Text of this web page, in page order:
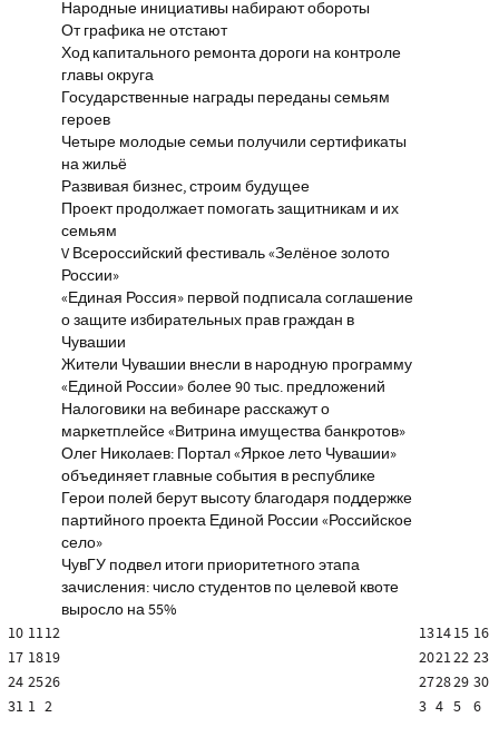
Народные инициативы набирают обороты
От графика не отстают
Ход капитального ремонта дороги на контроле
главы округа
Государственные награды переданы семьям
героев
Четыре молодые семьи получили сертификаты
на жильё
Развивая бизнес, строим будущее
Проект продолжает помогать защитникам и их
семьям
V Всероссийский фестиваль «Зелёное золото
России»
«Единая Россия» первой подписала соглашение
о защите избирательных прав граждан в
Чувашии
Жители Чувашии внесли в народную программу
«Единой России» более 90 тыс. предложений
Налоговики на вебинаре расскажут о
маркетплейсе «Витрина имущества банкротов»
Олег Николаев: Портал «Яркое лето Чувашии»
объединяет главные события в республике
Герои полей берут высоту благодаря поддержке
партийного проекта Единой России «Российское
село»
ЧувГУ подвел итоги приоритетного этапа
зачисления: число студентов по целевой квоте
выросло на 55%
10 1112 131415 16
17 1819 202122 23
24 2526 272829 30
31 1 2 3 4 5 6